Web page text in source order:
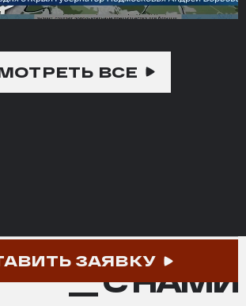
ЗАЯВКУ
ВСЕ
__ С НАМИ